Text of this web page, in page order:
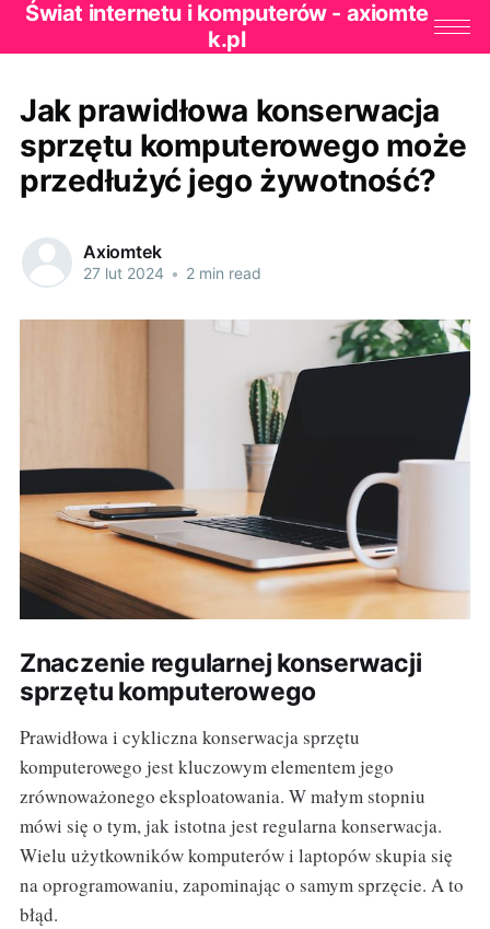
Świat internetu i komputerów - axiomte
k.pl
Jak prawidłowa konserwacja
sprzętu komputerowego może
przedłużyć jego żywotność?
Axiomtek
27 lut 2024 • 2 min read
Znaczenie regularnej konserwacji
sprzętu komputerowego
Prawidłowa i cykliczna konserwacja sprzętu
komputerowego jest kluczowym elementem jego
zrównoważonego eksploatowania. W małym stopniu
mówi się o tym, jak istotna jest regularna konserwacja.
Wielu użytkowników komputerów i laptopów skupia się
na oprogramowaniu, zapominając o samym sprzęcie. A to
błąd.